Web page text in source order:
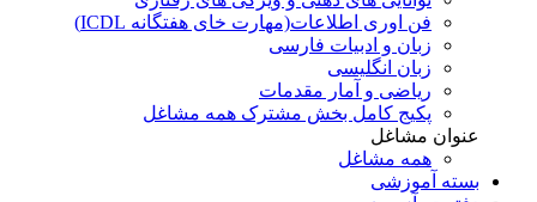
فن اوری اطلاعات(مهارت خای هفتگانه ICDL)
زبان و ادبیات فارسی
زبان انگلیسی
ریاضی و آمار مقدمات
پکیج کامل بخش مشترک همه مشاغل
عنوان مشاغل
همه مشاغل
بسته آموزشی